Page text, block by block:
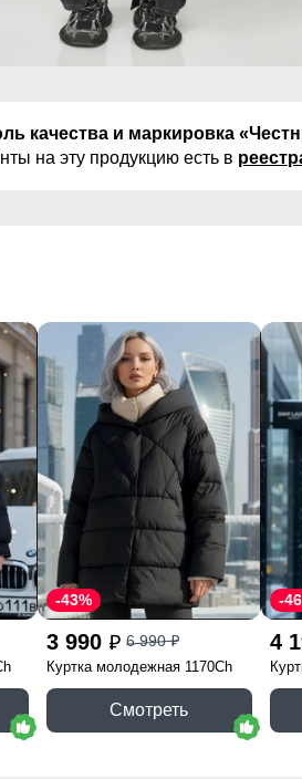
качества и маркировка
на эту продукцию есть в
3 990 p 6 990p
-43%
Куртка молодежная 1170Ch
Смотреть
4
-